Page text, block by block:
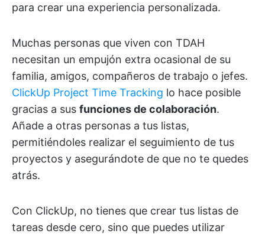
para crear una experiencia personalizada.
Muchas personas que viven con TDAH
necesitan un empujón extra ocasional de su
familia, amigos, compañeros de trabajo o jefes.
ClickUp Project Time Tracking lo hace posible
gracias a sus funciones de colaboración.
Añade a otras personas a tus listas,
permitiéndoles realizar el seguimiento de tus
proyectos y asegurándote de que no te quedes
atrás.
Con ClickUp, no tienes que crear tus listas de
tareas desde cero, sino que puedes utilizar